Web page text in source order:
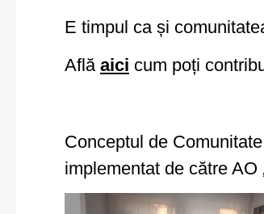
E timpul ca și
Află aici cum poți
Conceptul de
implementat de către